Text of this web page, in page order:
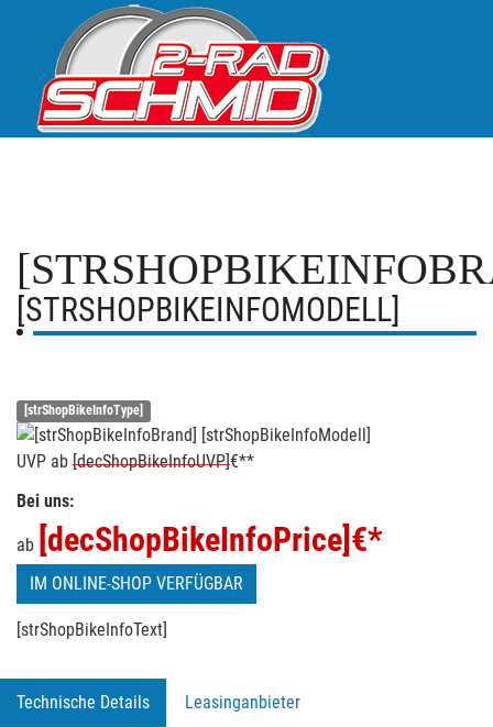
[STRSHOPBIKEINFOMODELL]
[strShopBikeInfoType]
UVP ab [decShopBikeInfoUVP]€**
Bei uns:
ab [decShopBikeInfoPrice] €*
IM ONLINE-SHOP VERFÜGBAR
[strShopBikeInfoText]
Technische Details Leasinganbieter